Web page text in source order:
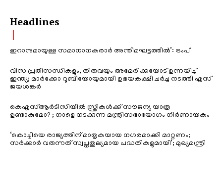
Headlines
ഇറാനുമായുള്ള സമാധാനകരാർ അന്തിമഘട്ടത്തിൽ‌’: ട്രംപ്
വിസ പ്രതിസന്ധികളും, തീരുവയും അമേരിക്കയോട് ഉന്നയിച്ച്
ഇന്ത്യ; മാർക്കോ റൂബിയോയുമായി ഉഭയകക്ഷി ചർച്ച നടത്തി എസ്
ജയശങ്കർ
കെഎസ്ആർടിസിയിൽ സ്ത്രീകൾക്ക് സൗജന്യ യാത്ര
ഉണ്ടാകുമോ? ; നാളെ നടക്കുന്ന മന്ത്രിസഭായോഗം നിർണായകം
‘കൊച്ചിയെ രാജ്യത്തിന് മാതൃകയായ നഗരമാക്കി മാറ്റണം;
സർക്കാർ വരുന്നത് സ്വപ്നതുല്യമായ പദ്ധതികളുമായി’; മുഖ്യമന്ത്രി